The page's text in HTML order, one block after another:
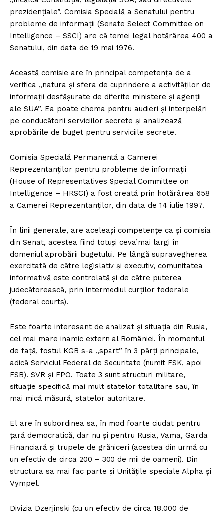
prezidențiale”. Comisia Specială a Senatului pentru
probleme de informații (Senate Select Committee on
Intelligence – SSCI) are că temei legal hotărârea 400 a
Senatului, din data de 19 mai 1976.
Această comisie are în principal competența de a
verifica „natura și sfera de cuprindere a activităților de
informații desfășurate de diferite ministere și agenții
ale SUA”. Ea poate chema pentru audieri și interpelări
pe conducătorii serviciilor secrete și analizează
aprobările de buget pentru serviciile secrete.
Comisia Specială Permanentă a Camerei
Reprezentanților pentru probleme de informații
(House of Representatives Special Committee on
Intelligence – HRSCI) a fost creată prin hotărârea 658
a Camerei Reprezentanților, din data de 14 iulie 1997.
În linii generale, are aceleași competențe ca și comisia
din Senat, acestea fiind totuși ceva’mai largi în
domeniul aprobării bugetului. Pe lângă supravegherea
exercitată de către legislativ și executiv, comunitatea
informativă este controlată și de către puterea
judecătorească, prin intermediul curților federale
(federal courts).
Este foarte interesant de analizat și situația din Rusia,
cel mai mare inamic extern al României. În momentul
de față, fostul KGB s-a „spart” în 3 părți principale,
adică Serviciul Federal de Securitate (numit FSK, apoi
FSB). SVR și FPO. Toate 3 sunt structuri militare,
situație specifică mai mult statelor totalitare sau, în
mai mică măsură, statelor autoritare.
El are în subordinea sa, în mod foarte ciudat pentru
țară democratică, dar nu și pentru Rusia, Vama, Garda
Financiară și trupele de grăniceri (acestea din urmă cu
un efectiv de circa 200 – 300 de mii de oameni). Din
structura sa mai fac parte și Unitățile speciale Alpha și
Vympel.
Divizia Dzerjinski (cu un efectiv de circa 18.000 de